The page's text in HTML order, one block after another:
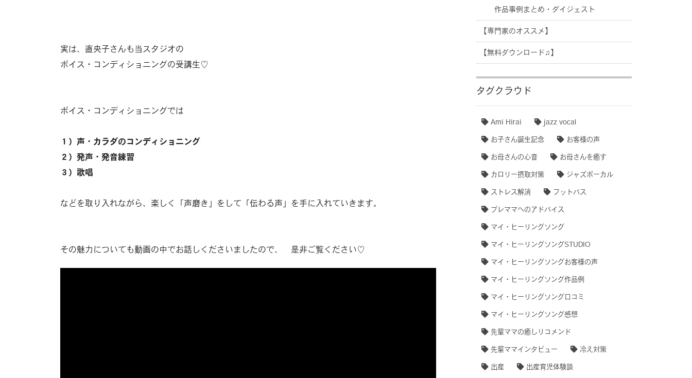
実は、直央子さんも当スタジオの
ボイス・コンディショニングの受講生♡
ボイス・コンディショニングでは
１）声・カラダのコンディショニング
２）発声・発音練習
３）歌唱
などを取り入れながら、楽しく「声磨き」をして「伝わる声」を手に入れていきます。
その魅力についても動画の中でお話しくださいましたので、 是非ご覧ください♡
作品事例まとめ・ダイジェスト
【専門家のオススメ】
【無料ダウンロード♫】
タグクラウド
Ami Hirai jazz vocal
お子さん誕生記念 お客様の声
お母さんの心音 お母さんを癒す
カロリー摂取対策 ジャズボーカル
ストレス解消 フットバス
プレママへのアドバイス
マイ・ヒーリングソング
マイ・ヒーリングソングSTUDIO
マイ・ヒーリングソングお客様の声
マイ・ヒーリングソング作品例
マイ・ヒーリングソング口コミ
マイ・ヒーリングソング感想
先輩ママの癒しリコメンド
先輩ママインタビュー 冷え対策
出産 出産育児体験談